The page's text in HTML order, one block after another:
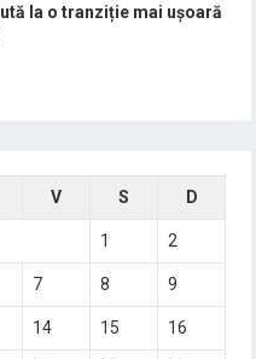
la o tranziție mai ușoară
V S D
1 2
7 8 9
14 15 16